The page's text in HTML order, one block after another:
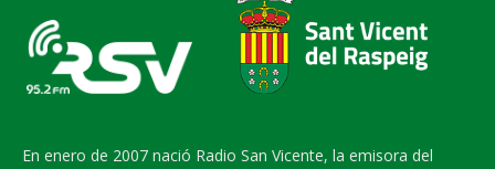
En enero de 2007 nació Radio San Vicente, la emisora del